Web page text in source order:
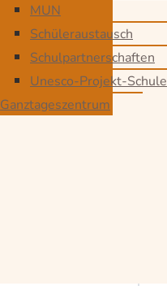
MUN
Schüleraustausch
Schulpartnerschaften
Unesco-Projekt-Schule
Ganztageszentrum